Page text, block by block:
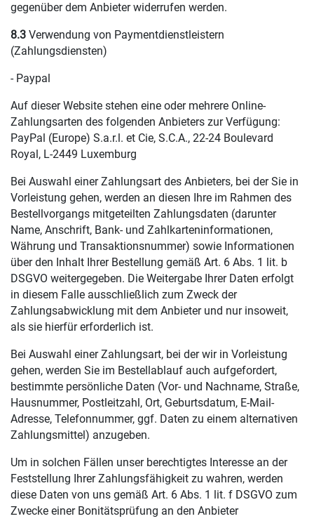
gegenüber dem Anbieter widerrufen werden.
8.3 Verwendung von Paymentdienstleistern
(Zahlungsdiensten)
- Paypal
Auf dieser Website stehen eine oder mehrere Online-
Zahlungsarten des folgenden Anbieters zur Verfügung:
PayPal (Europe) S.a.r.l. et Cie, S.C.A., 22-24 Boulevard
Royal, L-2449 Luxemburg
Bei Auswahl einer Zahlungsart des Anbieters, bei der Sie in
Vorleistung gehen, werden an diesen Ihre im Rahmen des
Bestellvorgangs mitgeteilten Zahlungsdaten (darunter
Name, Anschrift, Bank- und Zahlkarteninformationen,
Währung und Transaktionsnummer) sowie Informationen
über den Inhalt Ihrer Bestellung gemäß Art. 6 Abs. 1 lit. b
DSGVO weitergegeben. Die Weitergabe Ihrer Daten erfolgt
in diesem Falle ausschließlich zum Zweck der
Zahlungsabwicklung mit dem Anbieter und nur insoweit,
als sie hierfür erforderlich ist.
Bei Auswahl einer Zahlungsart, bei der wir in Vorleistung
gehen, werden Sie im Bestellablauf auch aufgefordert,
bestimmte persönliche Daten (Vor- und Nachname, Straße,
Hausnummer, Postleitzahl, Ort, Geburtsdatum, E-Mail-
Adresse, Telefonnummer, ggf. Daten zu einem alternativen
Zahlungsmittel) anzugeben.
Um in solchen Fällen unser berechtigtes Interesse an der
Feststellung Ihrer Zahlungsfähigkeit zu wahren, werden
diese Daten von uns gemäß Art. 6 Abs. 1 lit. f DSGVO zum
Zwecke einer Bonitätsprüfung an den Anbieter